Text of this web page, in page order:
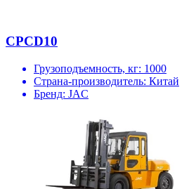
CPCD10
Грузоподъемность, кг: 1000
Страна-производитель: Китай
Бренд: JAC